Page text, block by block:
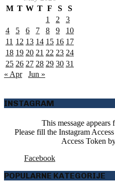
M T W T F S
S
1
2
3
4
5 6 7 8 9
10
11 12 13 14 15 16 17
18 19 20 21 22 23 24
25 26 27 28 29 30 31
« Apr
Jun »
INSTAGRAM
This message
Please fill the Instagram
Access Token
Facebook
POPULARNE KATEGORIJE